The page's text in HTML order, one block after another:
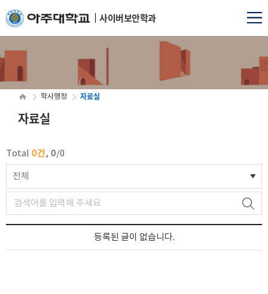
사이버보안학과
학사행정 자료실
자료실
Total 0건, 0/0
전체
등록된 글이 없습니다.